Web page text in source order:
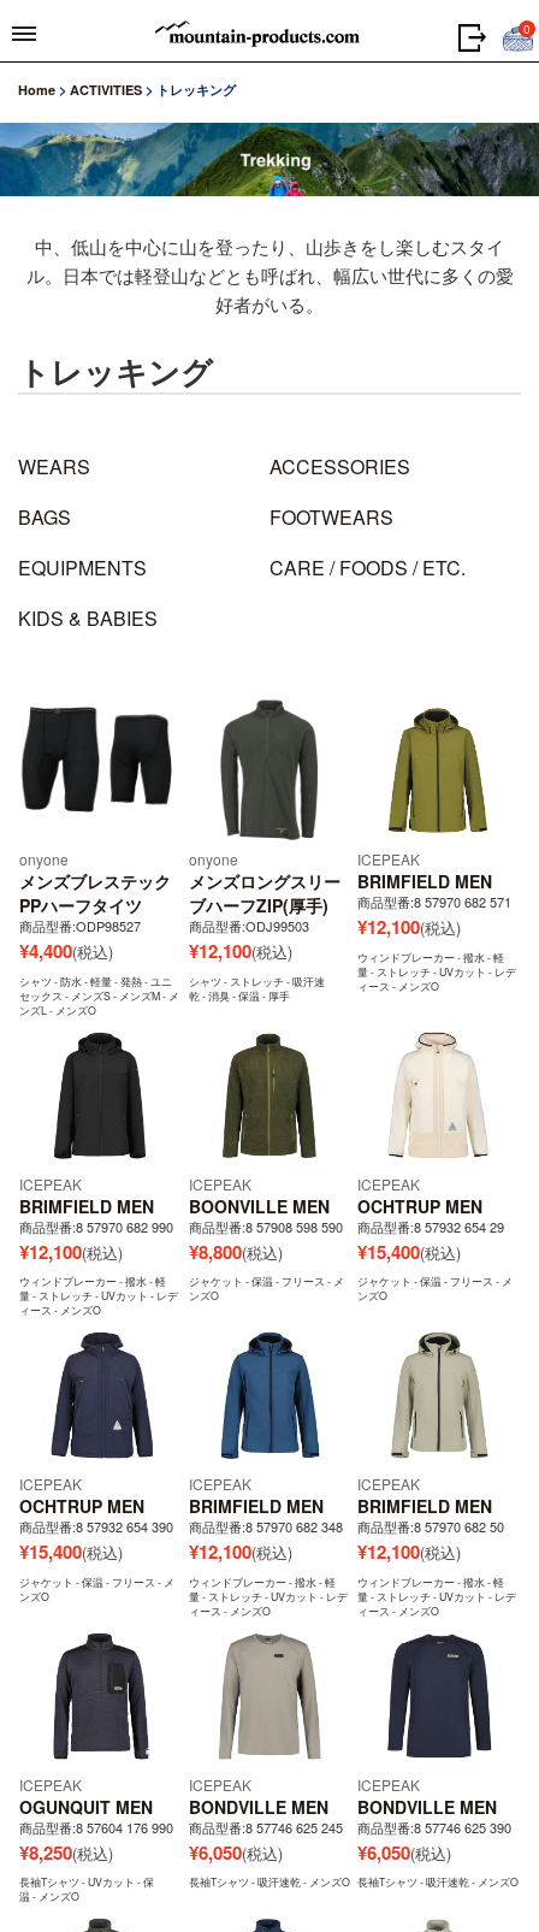
0
Home > ACTIVITIES > トレッキング
中、低山を中心に山を登ったり、山歩きをし楽しむスタイ
ル。日本では軽登山などとも呼ばれ、幅広い世代に多くの愛
好者がいる。
トレッキング
WEARS
ACCESSORIES
BAGS
FOOTWEARS
EQUIPMENTS
CARE / FOODS / ETC.
KIDS & BABIES
onyone
メンズブレステック
PPハーフタイツ
商品型番:ODP98527
¥4,400(税込)
シャツ - 防水 - 軽量 - 発熱 - ユニ
セックス - メンズS - メンズM - メ
ンズL - メンズO
onyone
メンズロングスリー
ブハーフZIP(厚手)
商品型番:ODJ99503
¥12,100(税込)
シャツ - ストレッチ - 吸汗速
乾 - 消臭 - 保温 - 厚手
ICEPEAK
BRIMFIELD MEN
商品型番:8 57970 682 571
¥12,100(税込)
ウィンドブレーカー - 撥水 - 軽
量 - ストレッチ - UVカット - レデ
ィース - メンズO
ICEPEAK
BRIMFIELD MEN
商品型番:8 57970 682 990
¥12,100(税込)
ウィンドブレーカー - 撥水 - 軽
量 - ストレッチ - UVカット - レデ
ィース - メンズO
ICEPEAK
BOONVILLE MEN
商品型番:8 57908 598 590
¥8,800(税込)
ジャケット - 保温 - フリース - メ
ンズO
ICEPEAK
OCHTRUP MEN
商品型番:8 57932 654 29
¥15,400(税込)
ジャケット - 保温 - フリース - メ
ンズO
ICEPEAK
OCHTRUP MEN
商品型番:8 57932 654 390
¥15,400(税込)
ジャケット - 保温 - フリース - メ
ンズO
ICEPEAK
BRIMFIELD MEN
商品型番:8 57970 682 348
¥12,100(税込)
ウィンドブレーカー - 撥水 - 軽
量 - ストレッチ - UVカット - レデ
ィース - メンズO
ICEPEAK
BRIMFIELD MEN
商品型番:8 57970 682 50
¥12,100(税込)
ウィンドブレーカー - 撥水 - 軽
量 - ストレッチ - UVカット - レデ
ィース - メンズO
ICEPEAK
OGUNQUIT MEN
商品型番:8 57604 176 990
¥8,250(税込)
長袖Tシャツ - UVカット - 保
温 - メンズO
ICEPEAK
BONDVILLE MEN
商品型番:8 57746 625 245
¥6,050(税込)
長袖Tシャツ - 吸汗速乾 - メンズO
ICEPEAK
BONDVILLE MEN
商品型番:8 57746 625 390
¥6,050(税込)
長袖Tシャツ - 吸汗速乾 - メンズO